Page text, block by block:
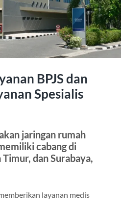
BPJS dan
Spesialis
jaringan rumah
cabang di
dan Surabaya,
layanan medis